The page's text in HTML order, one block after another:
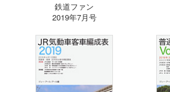
鉄道ファン
2019年7月号